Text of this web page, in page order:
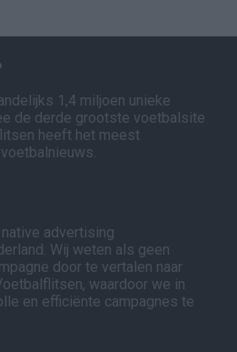
1,4 miljoen unieke
de derde grootste voetbalsite
heeft het meest
advertising
Wij weten als geen
door te vertalen naar
waardoor we in
en efficiënte campagnes te